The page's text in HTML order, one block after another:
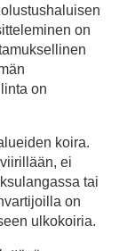
on
on
koira.
ei
tai
on
ulkokoiria.